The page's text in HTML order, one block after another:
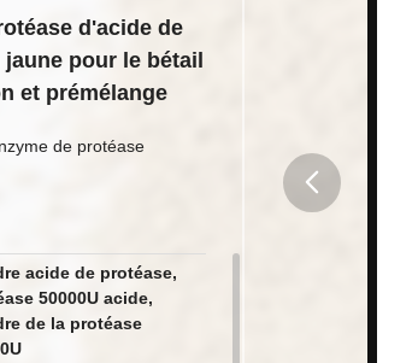
d'acide de
pour le bétail
et prémélange
de protéase
acide de protéase,
50000U acide,
de la protéase